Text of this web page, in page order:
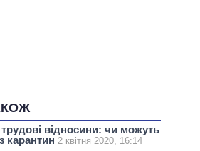
трудові відносини: чи можуть
карантин 2 квітня 2020, 16:14